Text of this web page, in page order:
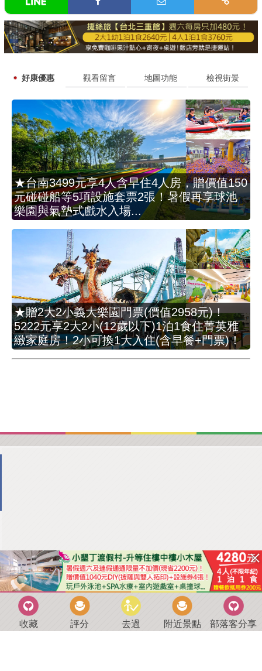
好康優惠 觀看留言 地圖功能 檢視街景
★台南3499元享4人含早住4人房，贈價值150
元碰碰船等5項設施套票2張！暑假再享球池
樂園與氣墊式戲水入場...
★贈2大2小義大樂園門票(價值2958元)！
5222元享2大2小(12歲以下)1泊1食住菁英雅
緻家庭房！2小可換1大入住(含早餐+門票)！
收藏 評分 去過 附近景點 部落客分享